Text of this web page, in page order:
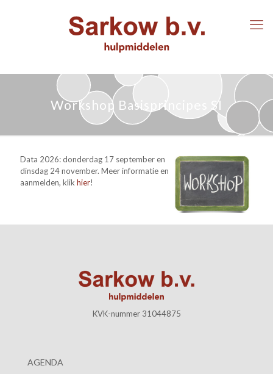
Workshop Basisprincipes SI
Data 2026: donderdag 17 september en
dinsdag 24 november. Meer informatie en
aanmelden, klik hier!
KVK-nummer 31044875
AGENDA